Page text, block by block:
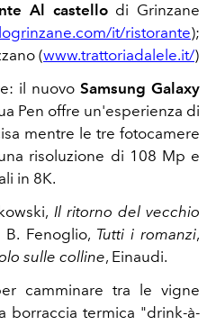
Al castellodi Grinzane
it/ristorante);
(www.trattoriadalele.it/)
il nuovo Samsung Galaxy
Pen offre un'esperienza di
mentre le tre fotocamere
risoluzione di 108 Mp e
in 8K.
Il ritorno del vecchio
B. Fenoglio, Tutti i romanzi,
sulle colline, Einaudi.
camminare tra le vigne
borraccia termica "drink-à-